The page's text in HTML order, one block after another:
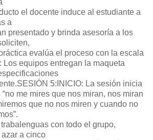
el docente induce al estudiante a
a
presentado y brinda asesoría a los
evalúa el proceso con la escala
Los equipos entregan la maqueta
SESIÓN 5: INICIO: La sesión inicia
me mires que nos miran, nos miran
que no nos miren y cuando no
con todo el grupo,
a cinco